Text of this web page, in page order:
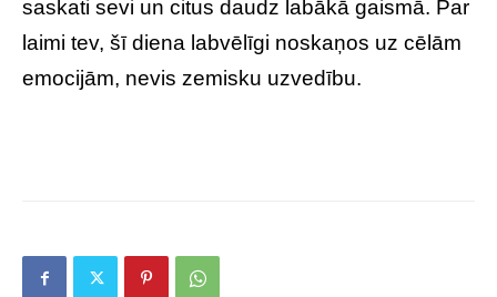
saskati sevi un citus daudz labākā gaismā. Par
laimi tev, šī diena labvēlīgi noskaņos uz cēlām
emocijām, nevis zemisku uzvedību.